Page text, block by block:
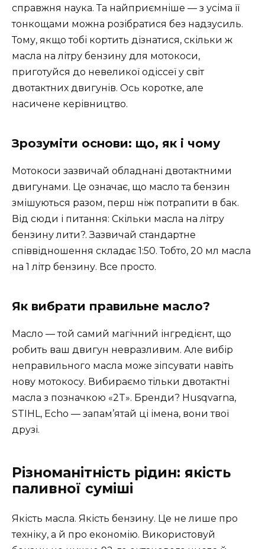
справжня наука. Та найприємніше — з усіма її
тонкощами можна розібратися без надзусиль.
Тому, якщо тобі кортить дізнатися, скільки ж
масла на літру бензину для мотокоси,
приготуйся до невеликої одіссеї у світ
двотактних двигунів. Ось коротке, але
насичене керівництво.
Зрозуміти основи: що, як і чому
Мотокоси зазвичай обладнані двотактними
двигунами. Це означає, що масло та бензин
змішуються разом, перш ніж потрапити в бак.
Від сюди і питання: Скільки масла на літру
бензину лити?. Зазвичай стандартне
співвідношення складає 1:50. Тобто, 20 мл масла
на 1 літр бензину. Все просто.
Як вибрати правильне масло?
Масло — той самий магічний інгредієнт, що
робить ваш двигун невразливим. Але вибір
неправильного масла може зіпсувати навіть
нову мотокосу. Вибираємо тільки двотактні
масла з позначкою «2T». Бренди? Husqvarna,
STIHL, Echo — запам’ятай ці імена, вони твої
друзі.
Різноманітність рідин: якість
паливної суміші
Якість масла. Якість бензину. Це не лише про
техніку, а й про економію. Використовуй